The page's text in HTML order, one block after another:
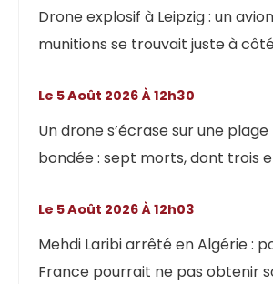
Drone explosif à Leipzig : un
munitions se trouvait juste à
Un drone s’écrase sur une plage
bondée : sept morts, dont trois
Le 5 Août 2026 À 12h30
Mehdi Laribi arrêté en Algérie :
France pourrait ne pas obtenir
Le 5 Août 2026 À 12h03